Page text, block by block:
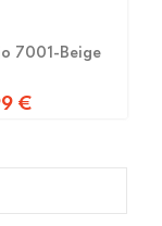
7001-Beige
€